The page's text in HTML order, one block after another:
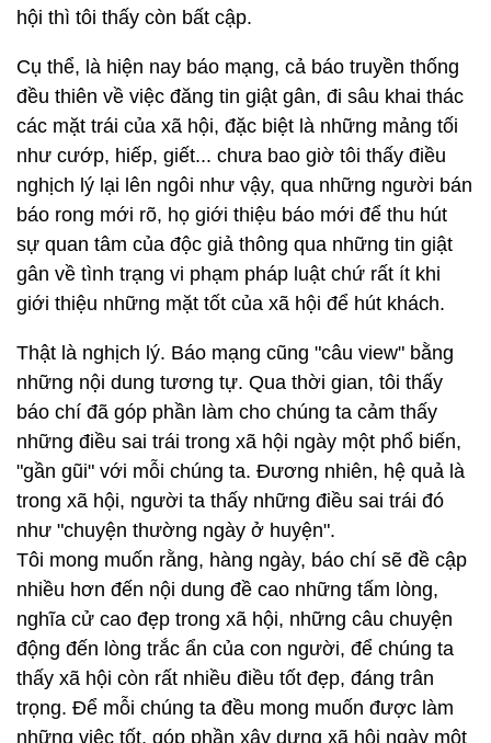
hội thì tôi thấy còn bất cập.
Cụ thể, là hiện nay báo mạng, cả báo truyền thống
đều thiên về việc đăng tin giật gân, đi sâu khai thác
các mặt trái của xã hội, đặc biệt là những mảng tối
như cướp, hiếp, giết... chưa bao giờ tôi thấy điều
nghịch lý lại lên ngôi như vậy, qua những người bán
báo rong mới rõ, họ giới thiệu báo mới để thu hút
sự quan tâm của độc giả thông qua những tin giật
gân về tình trạng vi phạm pháp luật chứ rất ít khi
giới thiệu những mặt tốt của xã hội để hút khách.
Thật là nghịch lý. Báo mạng cũng "câu view" bằng
những nội dung tương tự. Qua thời gian, tôi thấy
báo chí đã góp phần làm cho chúng ta cảm thấy
những điều sai trái trong xã hội ngày một phổ biến,
"gần gũi" với mỗi chúng ta. Đương nhiên, hệ quả là
trong xã hội, người ta thấy những điều sai trái đó
như "chuyện thường ngày ở huyện".
Tôi mong muốn rằng, hàng ngày, báo chí sẽ đề cập
nhiều hơn đến nội dung đề cao những tấm lòng,
nghĩa cử cao đẹp trong xã hội, những câu chuyện
động đến lòng trắc ẩn của con người, để chúng ta
thấy xã hội còn rất nhiều điều tốt đẹp, đáng trân
trọng. Để mỗi chúng ta đều mong muốn được làm
những việc tốt, góp phần xây dựng xã hội ngày một